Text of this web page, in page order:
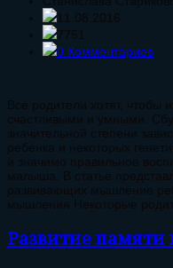
11.08.2016
7751
0 Комментариев
Все родители хотят, чтобы
счастливыми и умными.
значительной степени
ребенка и некоторых
и значимо правильное
малыша. В статье
развивающих мышление
мышления Некоторые
Развитие